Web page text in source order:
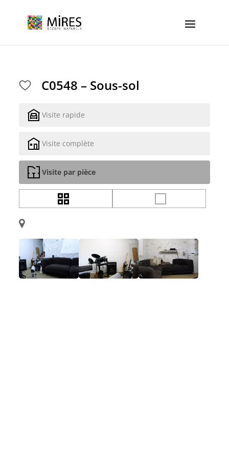
C0548 – Sous-sol
Visite rapide
Visite complète
Visite par pièce